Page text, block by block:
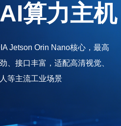
算力主机
Jetson Orin Nano核心，最高
、接口丰富，适配高清视觉、
等主流工业场景